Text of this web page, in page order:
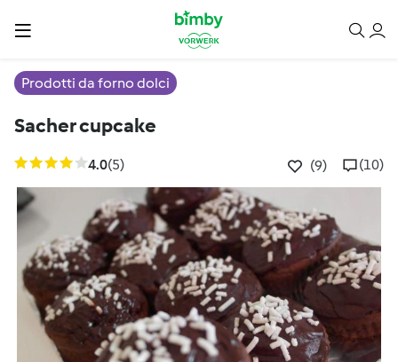
Prodotti da forno dolci
Sacher cupcake
4.0(5) (9) (10)